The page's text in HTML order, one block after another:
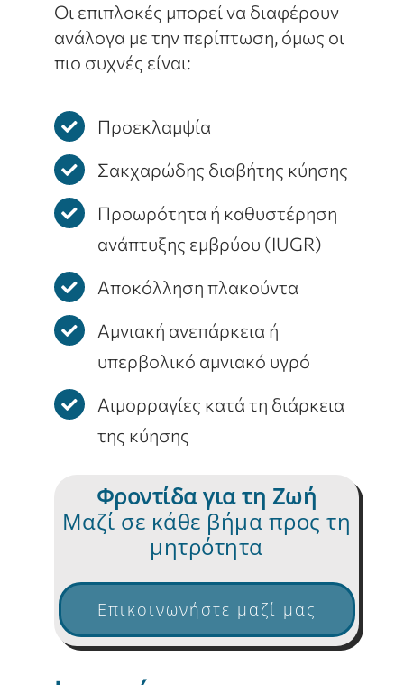
Οι επιπλοκές μπορεί να διαφέρουν
ανάλογα με την περίπτωση, όμως οι
πιο συχνές είναι:
Προεκλαμψία
Σακχαρώδης διαβήτης κύησης
Προωρότητα ή καθυστέρηση
ανάπτυξης εμβρύου (IUGR)
Αποκόλληση πλακούντα
Αμνιακή ανεπάρκεια ή
υπερβολικό αμνιακό υγρό
Αιμορραγίες κατά τη διάρκεια
της κύησης
Φροντίδα για τη Ζωή
Μαζί σε κάθε βήμα προς τη
μητρότητα
Επικοινωνήστε μαζί μας